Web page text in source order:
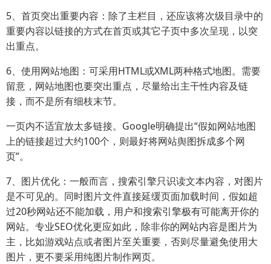
5、首页突出重要内容：除了主栏目，还应该将次级目录中的
重要内容以链接的方式在首页或其它子页中多次呈现，以突
出重点。
6、使用网站地图：可采用HTML或XML两种格式地图。需要
留意，网站地图也要突出重点，尽量给出主干性内容及链
接，而不是所有细枝末节。
一页内不适宜放太多链接。Google明确提出“假如网站地图
上的链接超过大约100个，则最好将网站舆图拆成多个网
页”。
7、图片优化：一般而言，搜索引擎只识读文本内容，对图片
是不可见的。同时图片文件直接延缓页面加载时间，假如超
过20秒网站还不能加载，用户和搜索引擎极有可能离开你的
网站。专业SEO优化更应如此，除非你的网站内容是图片为
主，比如游戏站点或者图片至关重要，否则尽量避免使用大
图片，更不要采用纯图片制作网页。